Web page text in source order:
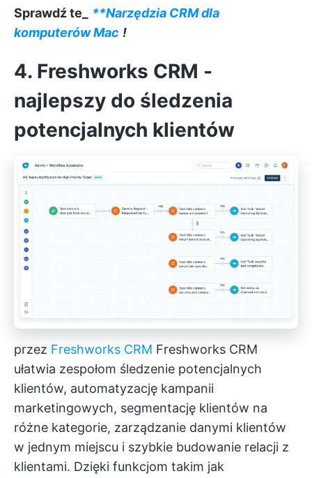
Sprawdź te_
**Narzędzia CRM dla
komputerów Mac !
4. Freshworks CRM -
najlepszy do śledzenia
potencjalnych klientów
przez Freshworks CRM Freshworks CRM
ułatwia zespołom śledzenie potencjalnych
klientów, automatyzację kampanii
marketingowych, segmentację klientów na
różne kategorie, zarządzanie danymi klientów
w jednym miejscu i szybkie budowanie relacji z
klientami. Dzięki funkcjom takim jak